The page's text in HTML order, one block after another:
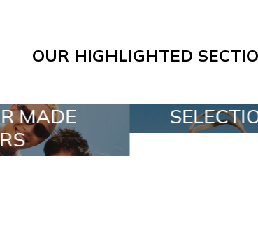
OUR HIGHLIGHTED
SPECIAL